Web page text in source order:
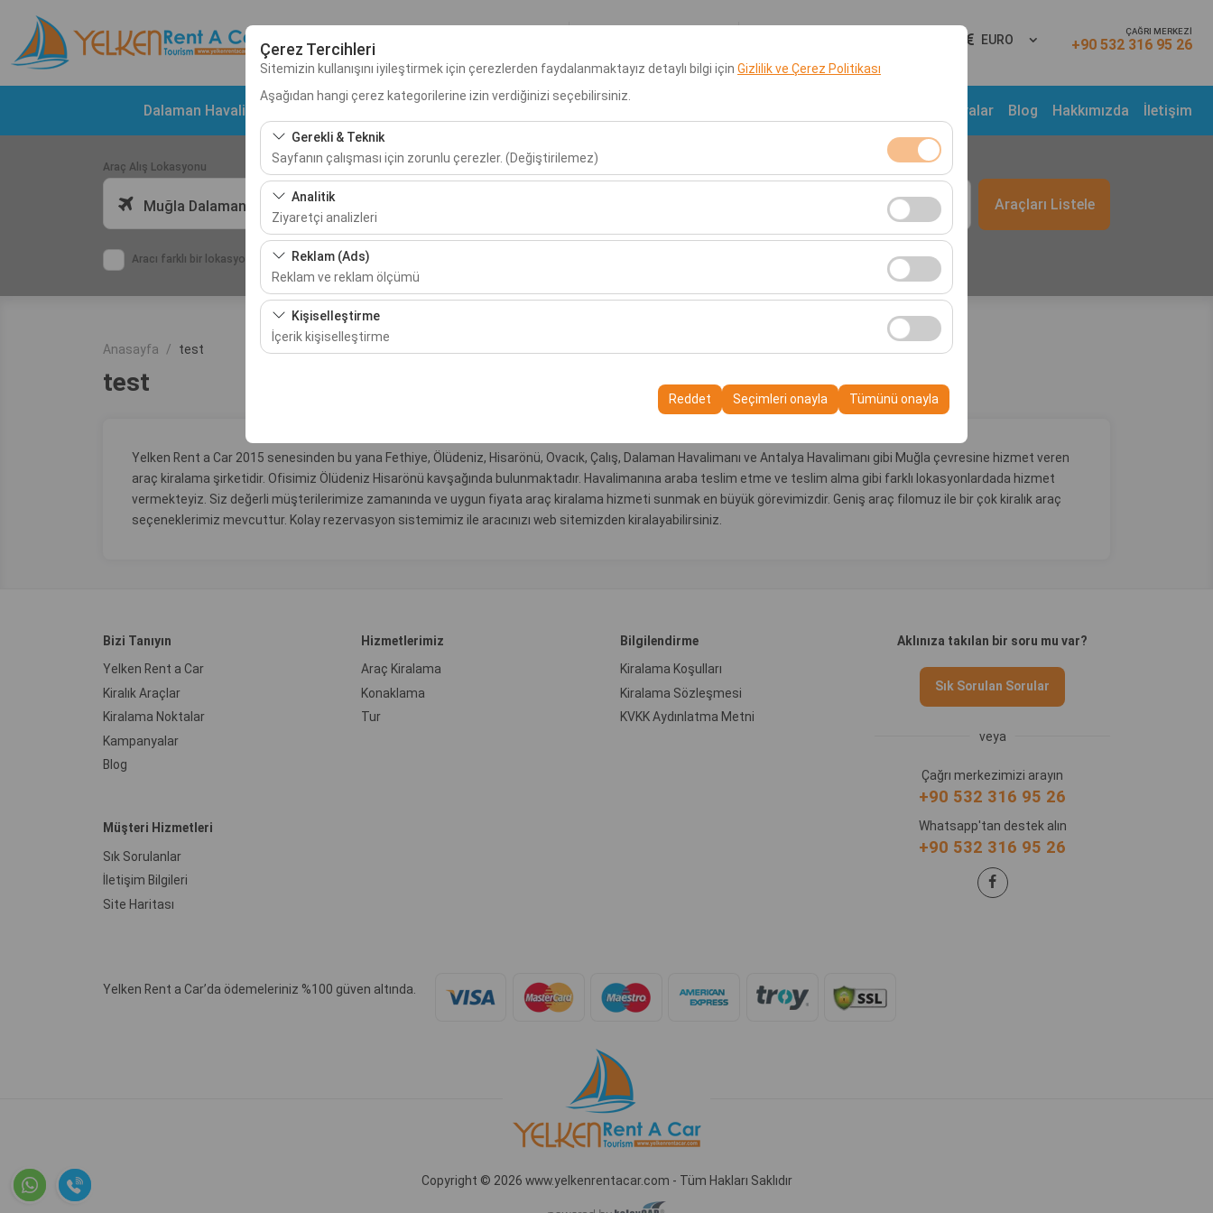
Çerez Tercihleri
Sitemizin kullanışını iyileştirmek için çerezlerden faydalanmaktayız detaylı bilgi için Gizlilik ve Çerez Politikası
Aşağıdan hangi çerez kategorilerine izin verdiğinizi seçebilirsiniz.
Gerekli & Teknik
Sayfanın çalışması için zorunlu çerezler. (Değiştirilemez)
Bu çerezler sitenin doğru şekilde çalışması, güvenlik, oturum yönetimi ve temel işlevler için gereklidir. Devre dışı
bırakılamaz.
Analitik
Ziyaretçi analizleri
Bu çerezler, sitemizin nasıl kullanıldığını (ziyaretçi sayısı, en çok ziyaret edilen sayfalar, kullanıcı davranışları) analiz
etmemizi sağlar. Bu veriler, web sitesi performansını ölçmek ve kullanıcı deneyimini sürekli iyileştirmek için kullanılır.
Reklam (Ads)
Reklam ve reklam ölçümü
Bu çerezler, size ilgi alanlarınıza uygun kişiselleştirilmiş reklamlar göstermemize ve reklam kampanyalarımızın
etkinliğini (gösterim sayısı, tıklama oranı) ölçmemize olanak tanır.
Kişiselleştirme
İçerik kişiselleştirme
deneyiminizin tutarlılığını ve sürekliliğini sağlamak amacıyla kullanılır.
Reddet Seçimleri onayla Tümünü onayla
EURO
ÇAĞRI MERKEZİ
+90 532 316 95 26
Dalaman Havalimanı Araç Kiralama Kampanyalar Blog Hakkımızda İletişim
Araç Alış Lokasyonu
Muğla Dalaman Havalimanı (DLM)
Aracı farklı bir lokasyona bırakacağım
Alış Tarih & Saat
09:00 Araçları Listele
Anasayfa test
test
Yelken Rent a Car 2015 senesinden bu yana Fethiye, Ölüdeniz, Hisarönü, Ovacık, Çalış, Dalaman Havalimanı ve Antalya Havalimanı gibi Muğla çevresine hizmet veren
araç kiralama şirketidir. Ofisimiz Ölüdeniz Hisarönü kavşağında bulunmaktadır. Havalimanına araba teslim etme ve teslim alma gibi farklı lokasyonlardada hizmet
vermekteyiz. Siz değerli müşterilerimize zamanında ve uygun fiyata araç kiralama hizmeti sunmak en büyük görevimizdir. Geniş araç filomuz ile bir çok kiralık araç
seçeneklerimiz mevcuttur. Kolay rezervasyon sistemimiz ile aracınızı web sitemizden kiralayabilirsiniz.
Bizi Tanıyın
Yelken Rent a Car
Kiralık Araçlar
Kiralama Noktalar
Kampanyalar
Blog
Hizmetlerimiz
Araç Kiralama
Konaklama
Tur
Bilgilendirme
Kiralama Koşulları
Kiralama Sözleşmesi
KVKK Aydınlatma Metni
Müşteri Hizmetleri
Sık Sorulanlar
İletişim Bilgileri
Site Haritası
Aklınıza takılan bir soru mu var?
Sık Sorulan Sorular
veya
Çağrı merkezimizi arayın
+90 532 316 95 26
Whatsapp'tan destek alın
+90 532 316 95 26
Yelken Rent a Car’da ödemeleriniz %100 güven altında.
Copyright © 2026 www.yelkenrentacar.com - Tüm Hakları Saklıdır